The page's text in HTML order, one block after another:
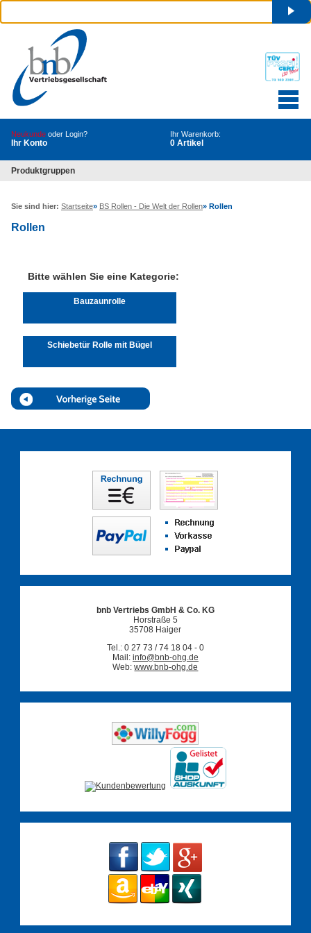
Neukunde oder Login?
Ihr Konto
Ihr Warenkorb:
0 Artikel
Produktgruppen
Sie sind hier: Startseite» BS Rollen - Die Welt der Rollen» Rollen
Rollen
Bitte wählen Sie eine Kategorie:
Bauzaunrolle
Schiebetür Rolle mit Bügel
bnb Vertriebs GmbH & Co. KG
Horstraße 5
35708 Haiger
Tel.: 0 27 73 / 74 18 04 - 0
Mail: info@bnb-ohg.de
Web:www.bnb-ohg.de